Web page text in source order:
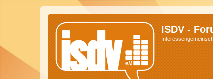
ISDV -